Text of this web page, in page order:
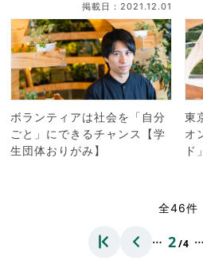
掲載日：2021.12.01
ボランティアは社会を「自分
ごと」にできるチャンス【学
生団体おりがみ】
東
オ
ド
全46件
… 2/4 …